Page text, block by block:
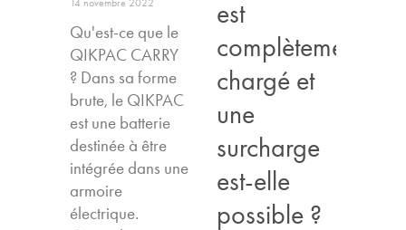
Qu'est-ce que le
QIKPAC CARRY
? Dans sa forme
brute, le QIKPAC
est une batterie
destinée à être
intégrée dans une
armoire
électrique.
est
complètement
chargé et
une
surcharge
est-elle
possible ?